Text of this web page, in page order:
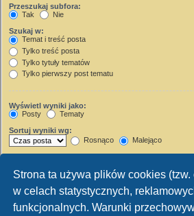
Strona ta używa plików cookies (tzw.
w celach statystycznych,
funkcjonalnych. Warunki
Przeszukaj subfora:
Tak
Nie
Szukaj w:
Temat i treść posta
Tylko treść posta
Tylko tytuły tematów
Tylko pierwszy post tematu
Wyświetl wyniki jako:
Posty
Tematy
Sortuj wyniki wg:
Rosnąco
Malejąco
Wyświetl pierwsze:
Ustaw 0, aby wyświetlić cały post.
znaków w poście